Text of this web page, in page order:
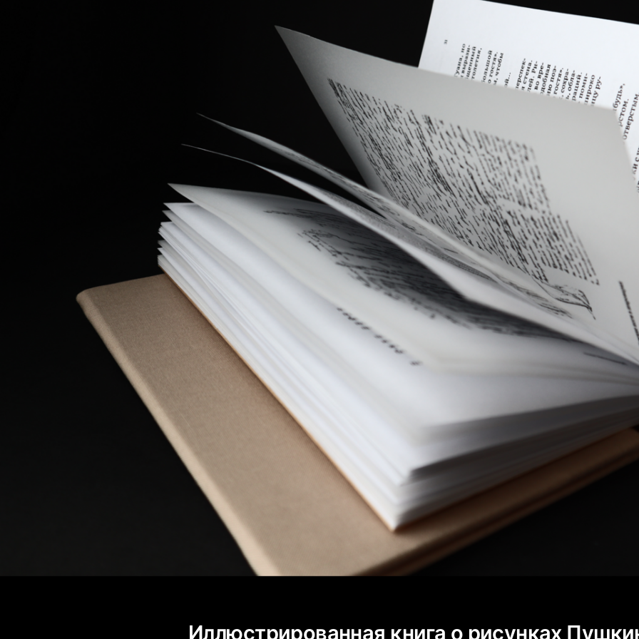
Иллюстрированная книга о рисунках